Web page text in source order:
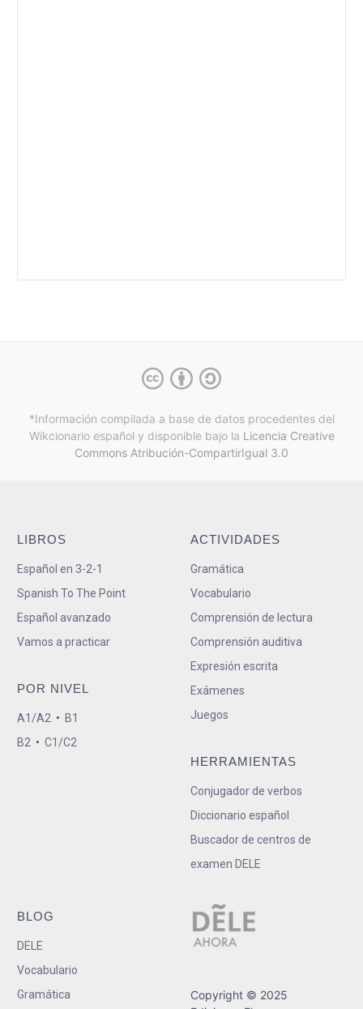
*Información compilada a base de datos procedentes del
Wikcionario español y disponible bajo la Licencia Creative
Commons Atribución-CompartirIgual 3.0
LIBROS
Español en 3-2-1
Spanish To The Point
Español avanzado
Vamos a practicar
POR NIVEL
A1/A2 • B1
B2 • C1/C2
ACTIVIDADES
Gramática
Vocabulario
Comprensión de lectura
Comprensión auditiva
Expresión escrita
Exámenes
Juegos
HERRAMIENTAS
Conjugador de verbos
Diccionario español
Buscador de centros de
examen DELE
BLOG
DELE
Vocabulario
Gramática
Copyright © 2025